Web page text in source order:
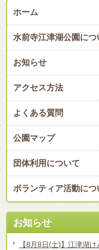
ホーム
水前寺江津湖公園につ
お知らせ
アクセス方法
よくある質問
公園マップ
団体利用について
ボランティア活動につ
お知らせ
【8月8日(土)】江津湖